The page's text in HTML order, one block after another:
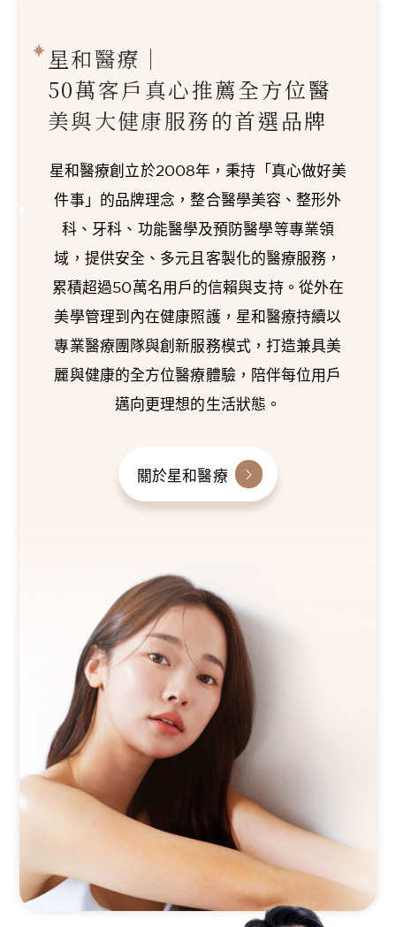
星和醫療｜
50萬客戶真心推薦全方位醫
美與大健康服務的首選品牌
星和醫療創立於2008年，秉持「真心做好美
件事」的品牌理念，整合醫學美容、整形外
科、牙科、功能醫學及預防醫學等專業領
域，提供安全、多元且客製化的醫療服務，
累積超過50萬名用戶的信賴與支持。從外在
美學管理到內在健康照護，星和醫療持續以
專業醫療團隊與創新服務模式，打造兼具美
麗與健康的全方位醫療體驗，陪伴每位用戶
邁向更理想的生活狀態。
關於星和醫療